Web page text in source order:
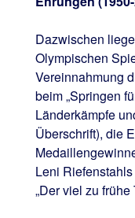
Dazwischen
Olympischen
Vereinnahmung
beim „Springen
Länderkämpfe
Überschrift), die
Leni
„Der viel zu